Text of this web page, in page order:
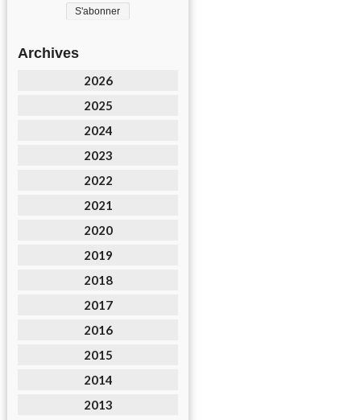
Archives
2026
2025
2024
2023
2022
2021
2020
2019
2018
2017
2016
2015
2014
2013